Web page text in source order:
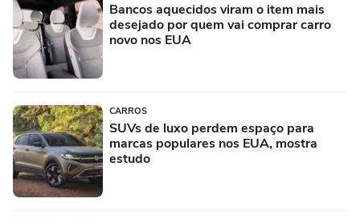
Bancos aquecidos viram o item mais
desejado por quem vai comprar carro
novo nos EUA
CARROS
SUVs de luxo perdem espaço para
marcas populares nos EUA, mostra
estudo